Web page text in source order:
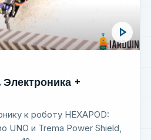
play_arrow
Электроника +
к роботу HEXAPOD:
UNO и Trema Power Shield,